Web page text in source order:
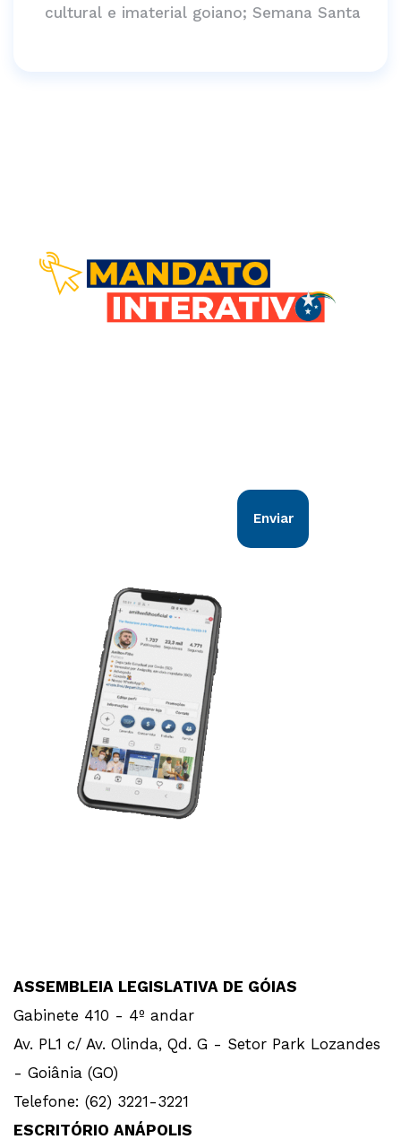
cultural e imaterial goiano; Semana Santa
Enviar
ASSEMBLEIA LEGISLATIVA DE GÓIAS
Gabinete 410 - 4º andar
Av. PL1 c/ Av. Olinda, Qd. G - Setor Park Lozandes
- Goiânia (GO)
Telefone: (62) 3221-3221
ESCRITÓRIO ANÁPOLIS